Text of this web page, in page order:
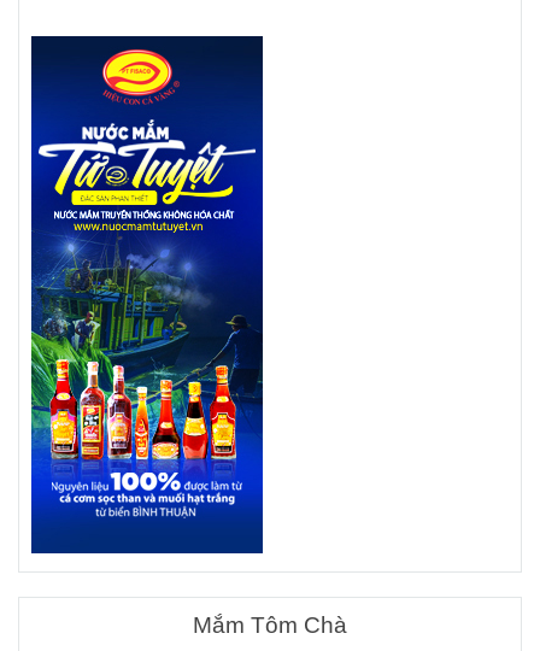
Mắm Tôm Chà